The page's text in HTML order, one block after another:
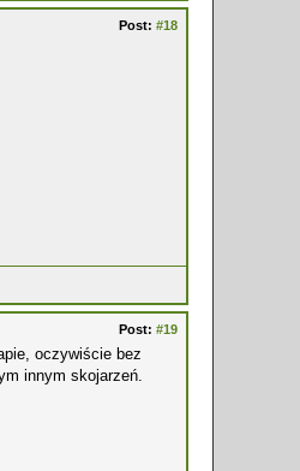
Post: #18
Post: #19
oczywiście bez
innym skojarzeń.